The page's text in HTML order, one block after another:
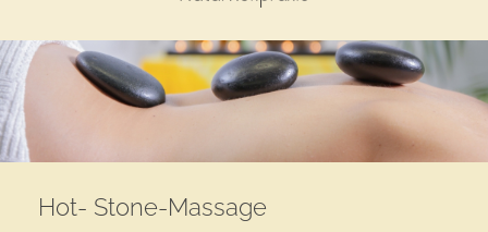
Hot- Stone-Massage